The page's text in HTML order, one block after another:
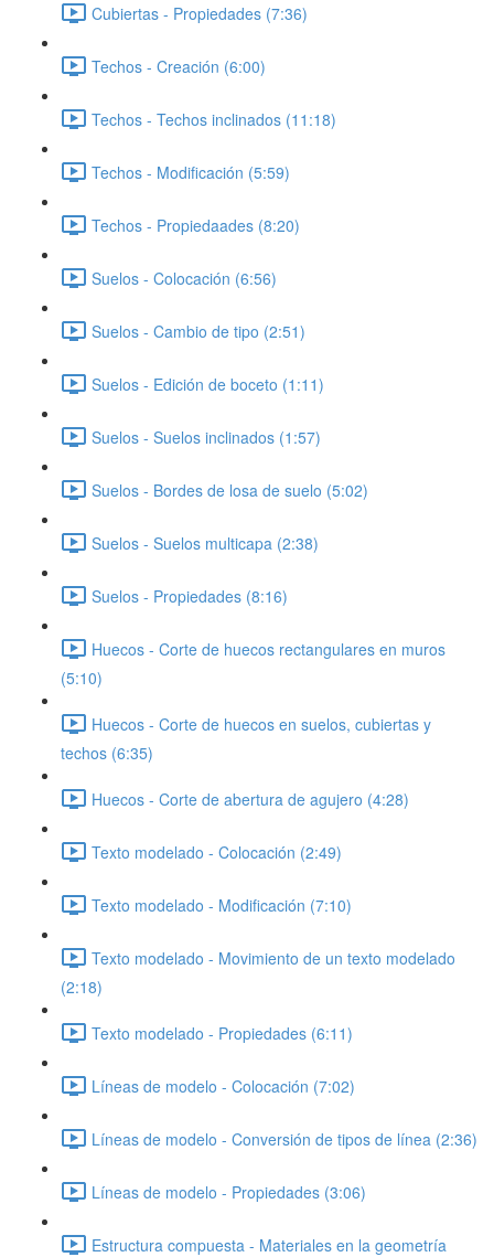
Cubiertas - Propiedades (7:36)
Techos - Creación (6:00)
Techos - Techos inclinados (11:18)
Techos - Modificación (5:59)
Techos - Propiedaades (8:20)
Suelos - Colocación (6:56)
Suelos - Cambio de tipo (2:51)
Suelos - Edición de boceto (1:11)
Suelos - Suelos inclinados (1:57)
Suelos - Bordes de losa de suelo (5:02)
Suelos - Suelos multicapa (2:38)
Suelos - Propiedades (8:16)
Huecos - Corte de huecos rectangulares en muros
(5:10)
Huecos - Corte de huecos en suelos, cubiertas y
techos (6:35)
Huecos - Corte de abertura de agujero (4:28)
Texto modelado - Colocación (2:49)
Texto modelado - Modificación (7:10)
Texto modelado - Movimiento de un texto modelado
(2:18)
Texto modelado - Propiedades (6:11)
Líneas de modelo - Colocación (7:02)
Líneas de modelo - Conversión de tipos de línea (2:36)
Líneas de modelo - Propiedades (3:06)
Estructura compuesta - Materiales en la geometría